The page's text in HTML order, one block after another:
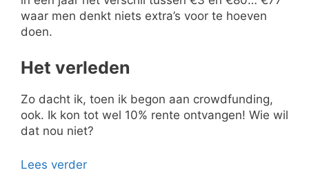
waar men denkt niets extra’s voor te hoeven
doen.
Het verleden
Zo dacht ik, toen ik begon aan crowdfunding,
ook. Ik kon tot wel 10% rente ontvangen! Wie wil
dat nou niet?
Lees verder